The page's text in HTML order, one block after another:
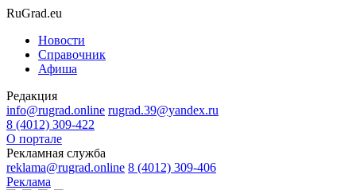
RuGrad.eu
Новости
Справочник
Афиша
Редакция
info@rugrad.online rugrad.39@yandex.ru
8 (4012) 309-422
О портале
Рекламная служба
reklama@rugrad.online 8 (4012) 309-406
Реклама